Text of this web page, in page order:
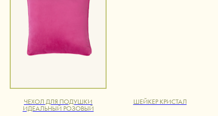
ЧЕХОЛ ДЛЯ ПОДУШКИ
ИДЕАЛЬНЫЙ РОЗОВЫЙ
ШЕЙКЕР КРИСТАЛ